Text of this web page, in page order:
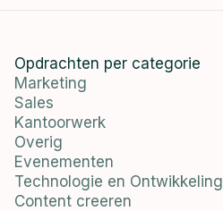
Opdrachten per categorie
Marketing
Sales
Kantoorwerk
Overig
Evenementen
Technologie en Ontwikkeling
Content creeren